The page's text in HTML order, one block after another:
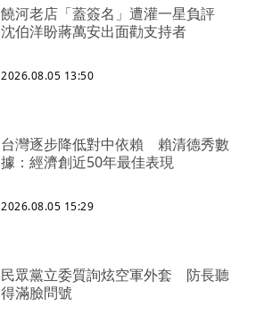
饒河老店「蓋簽名」遭灌一星負評
沈伯洋盼蔣萬安出面勸支持者
2026.08.05 13:50
台灣逐步降低對中依賴 賴清德秀數
據：經濟創近50年最佳表現
2026.08.05 15:29
民眾黨立委質詢炫空軍外套 防長聽
得滿臉問號